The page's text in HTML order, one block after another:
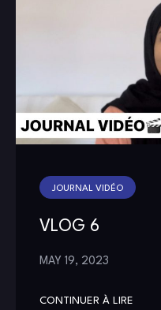
JOURNAL VIDÉO
VLOG 6
MAY 19, 2023
CONTINUER À LIRE